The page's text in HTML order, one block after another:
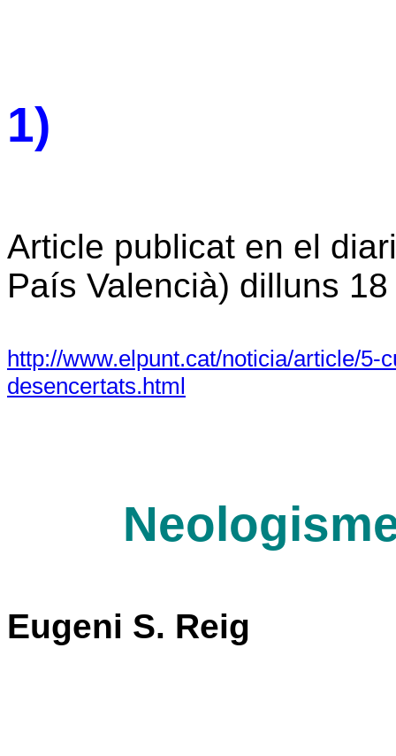
1)
Article publicat en el
País Valencià) dilluns
http://www.elpunt.cat/noticia/article/5-
desencertats.html
Eugeni S. Reig